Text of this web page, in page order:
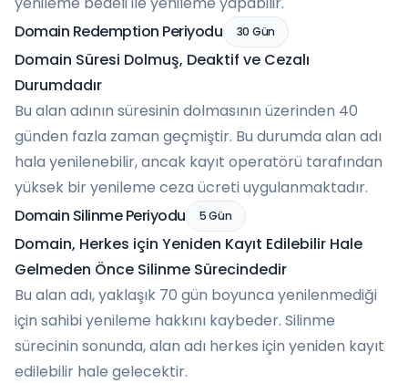
Domain Redemption Periyodu
30 Gün
Domain Süresi Dolmuş, Deaktif ve Cezalı
Durumdadır
Bu alan adının süresinin dolmasının üzerinden 40
günden fazla zaman geçmiştir. Bu durumda alan adı
hala yenilenebilir, ancak kayıt operatörü tarafından
yüksek bir yenileme ceza ücreti uygulanmaktadır.
Domain Silinme Periyodu
5 Gün
Domain, Herkes için Yeniden Kayıt Edilebilir Hale
Gelmeden Önce Silinme Sürecindedir
Bu alan adı, yaklaşık 70 gün boyunca yenilenmediği
için sahibi yenileme hakkını kaybeder. Silinme
sürecinin sonunda, alan adı herkes için yeniden kayıt
edilebilir hale gelecektir.